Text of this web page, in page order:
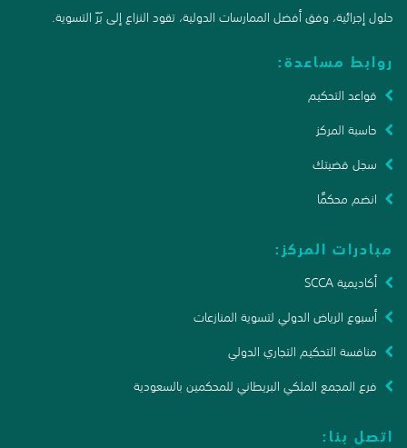
حلول إجرائية، وفق أفضل الممارسات الدولية، تقود النزاع إلى بَرّ التسوية.
روابط مساعدة:
قواعد التحكيم
حاسبة المركز
سجل قضيتك
انضم محكمًا
مبادرات المركز:
أكاديمية SCCA
أسبوع الرياض الدولي لتسوية المنازعات
منافسة التحكيم التجاري الدولي
فرع المجمع الملكي البريطاني للمحكمين بالسعودية
اتصل بنا: